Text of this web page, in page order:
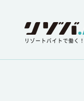
リゾートバイトで働く